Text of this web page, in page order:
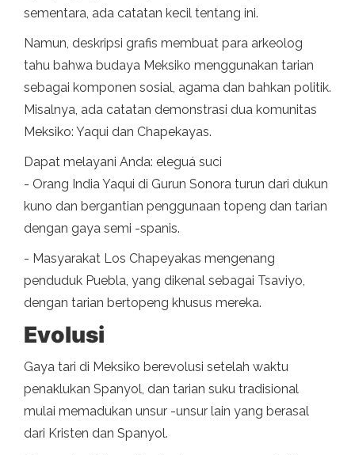
sementara, ada catatan kecil tentang ini.
Namun, deskripsi grafis membuat para arkeolog
tahu bahwa budaya Meksiko menggunakan tarian
sebagai komponen sosial, agama dan bahkan politik.
Misalnya, ada catatan demonstrasi dua komunitas
Meksiko: Yaqui dan Chapekayas.
Dapat melayani Anda: eleguá suci
- Orang India Yaqui di Gurun Sonora turun dari dukun
kuno dan bergantian penggunaan topeng dan tarian
dengan gaya semi -spanis.
- Masyarakat Los Chapeyakas mengenang
penduduk Puebla, yang dikenal sebagai Tsaviyo,
dengan tarian bertopeng khusus mereka.
Evolusi
Gaya tari di Meksiko berevolusi setelah waktu
penaklukan Spanyol, dan tarian suku tradisional
mulai memadukan unsur -unsur lain yang berasal
dari Kristen dan Spanyol.